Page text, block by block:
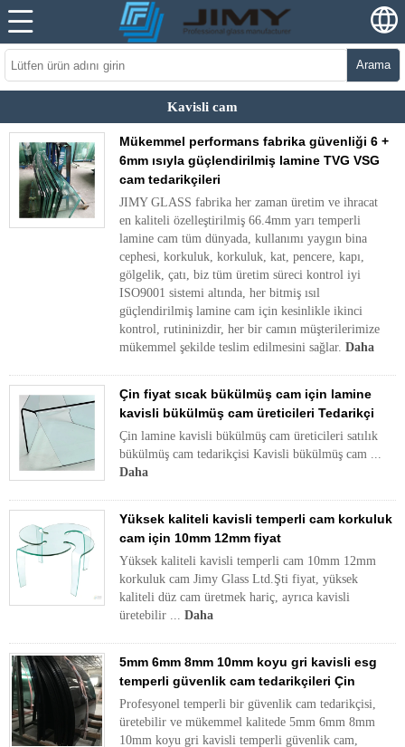
Arama
Kavisli cam
Mükemmel performans fabrika güvenliği 6 +
6mm ısıyla güçlendirilmiş lamine TVG VSG
cam tedarikçileri
JIMY GLASS fabrika her zaman üretim ve ihracat
en kaliteli özelleştirilmiş 66.4mm yarı temperli
lamine cam tüm dünyada, kullanımı yaygın bina
cephesi, korkuluk, korkuluk, kat, pencere, kapı,
gölgelik, çatı, biz tüm üretim süreci kontrol iyi
ISO9001 sistemi altında, her bitmiş ısıl
güçlendirilmiş lamine cam için kesinlikle ikinci
kontrol, rutininizdir, her bir camın müşterilerimize
mükemmel şekilde teslim edilmesini sağlar. Daha
Çin fiyat sıcak bükülmüş cam için lamine
kavisli bükülmüş cam üreticileri Tedarikçi
Çin lamine kavisli bükülmüş cam üreticileri satılık
bükülmüş cam tedarikçisi Kavisli bükülmüş cam ...
Daha
Yüksek kaliteli kavisli temperli cam korkuluk
cam için 10mm 12mm fiyat
Yüksek kaliteli kavisli temperli cam 10mm 12mm
korkuluk cam Jimy Glass Ltd.Şti fiyat, yüksek
kaliteli düz cam üretmek hariç, ayrıca kavisli
üretebilir ... Daha
5mm 6mm 8mm 10mm koyu gri kavisli esg
temperli güvenlik cam tedarikçileri Çin
Profesyonel temperli bir güvenlik cam tedarikçisi,
üretebilir ve mükemmel kalitede 5mm 6mm 8mm
10mm koyu gri kavisli temperli güvenlik cam,